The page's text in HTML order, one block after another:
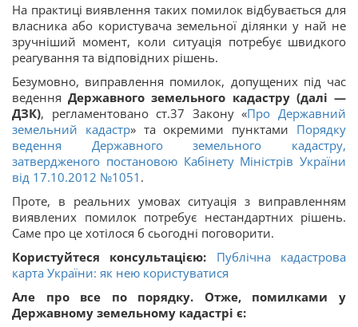
На практиці виявлення таких помилок відбувається для
власника або користувача земельної ділянки у най не
зручніший момент, коли ситуація потребує швидкого
реагування та відповідних рішень.
Безумовно, виправлення помилок, допущених під час
веденняДержавного земельного кадастру (далі —
ДЗК), регламентовано ст.37 Закону «Про Державний
земельний кадастр» та окремими пунктами Порядку
ведення Державного земельного кадастру,
затвердженого постановою Кабінету Міністрів України
від 17.10.2012 №1051 .
Проте, в реальних умовах ситуація з виправленням
виявлених помилок потребує нестандартних рішень.
Саме про це хотілося б сьогодні поговорити.
Користуйтеся консультацією:
Публічна кадастрова
карта України: як нею користуватися
Але про все по порядку. Отже, помилками у
Державному земельному кадастрі є:​